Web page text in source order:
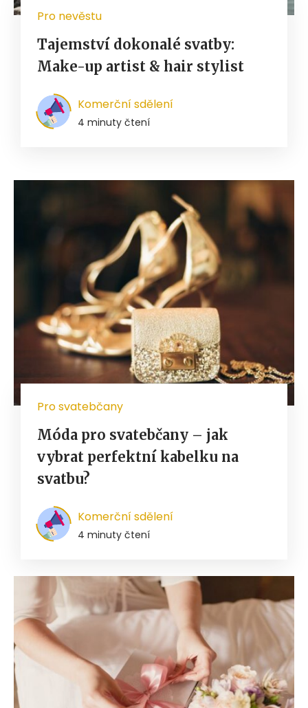
Pro nevěstu
Tajemství dokonalé svatby:
Make-up artist & hair stylist
Komerční sdělení
4 minuty čtení
Pro svatebčany
Móda pro svatebčany – jak
vybrat perfektní kabelku na
svatbu?
Komerční sdělení
4 minuty čtení